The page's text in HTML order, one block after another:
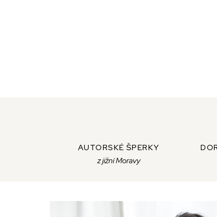
AUTORSKÉ ŠPERKY
z jižní Moravy